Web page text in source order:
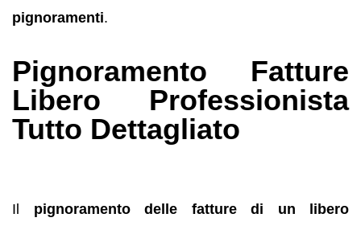
pignoramenti.
Pignoramento Fatture
Libero Professionista
Tutto Dettagliato
Il pignoramento delle fatture di un libero